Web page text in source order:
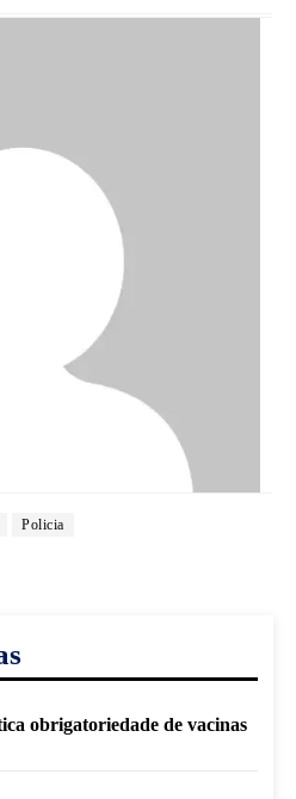
Policia
obrigatoriedade de vacinas